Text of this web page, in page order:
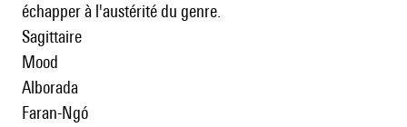
échapper à l'austérité du genre.
Sagittaire
Mood
Alborada
Faran-Ngó